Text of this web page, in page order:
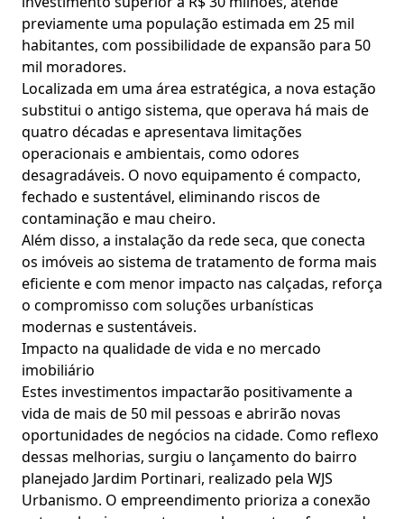
previamente uma população estimada em 25 mil
habitantes, com possibilidade de expansão para 50
mil moradores.
Localizada em uma área estratégica, a nova estação
substitui o antigo sistema, que operava há mais de
quatro décadas e apresentava limitações
operacionais e ambientais, como odores
desagradáveis. O novo equipamento é compacto,
fechado e sustentável, eliminando riscos de
contaminação e mau cheiro.
Além disso, a instalação da rede seca, que conecta
os imóveis ao sistema de tratamento de forma mais
eficiente e com menor impacto nas calçadas, reforça
o compromisso com soluções urbanísticas
modernas e sustentáveis.
Impacto na qualidade de vida e no mercado
imobiliário
Estes investimentos impactarão positivamente a
vida de mais de 50 mil pessoas e abrirão novas
oportunidades de negócios na cidade. Como reflexo
dessas melhorias, surgiu o lançamento do bairro
planejado Jardim Portinari, realizado pela WJS
Urbanismo. O empreendimento prioriza a conexão